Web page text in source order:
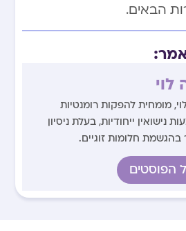
הבאים.
לוי
לוי, מומחית להפקות רומנטיות
נישואין ייחודיות, בעלת ניסיון
בהגשמת חלומות זוגיים.
הפוסטים